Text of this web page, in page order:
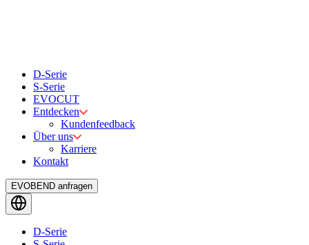
D-Serie
S-Serie
EVOCUT
Entdecken
Kundenfeedback
Über uns
Karriere
Kontakt
EVOBEND anfragen
D-Serie